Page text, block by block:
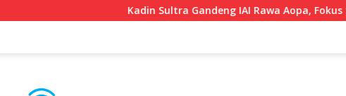
Kadin Sultra Gandeng IAI Rawa Aopa, Fokus Siapkan